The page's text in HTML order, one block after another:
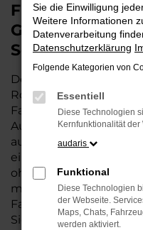
Finden Sie
Schmidt + Koch
Der Porsche 911 ist die
Rotenburg, die ein
Fahrzeug suchen.Mit
Ausstattung, der
ausgezeichneten
eine kostengünstige
ohne auf Komfort und
müssen. Ob im
Fahrten, der 911
Sicherheit und
Sie die Einwilligung
Weitere Informationen
Datenverarbeitung
Datenschutzerklärung
Folgende Kategorien von
Essentiell
Diese Technologien
Kernfunktionalität
audaris
Funktional
Diese Technologien
der Webseite.
Maps, Chats,
werden aktiviert.